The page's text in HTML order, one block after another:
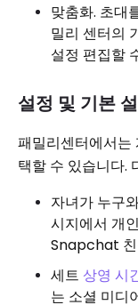
맞춤화. 초대
밀리 센터의
설정 편집할
설정 및 기본
패밀리센터에서는
택할 수 있습니다.
자녀가 누구
시지에서 개
Snapchat 친
세트 상영 시
는 소셜 미디